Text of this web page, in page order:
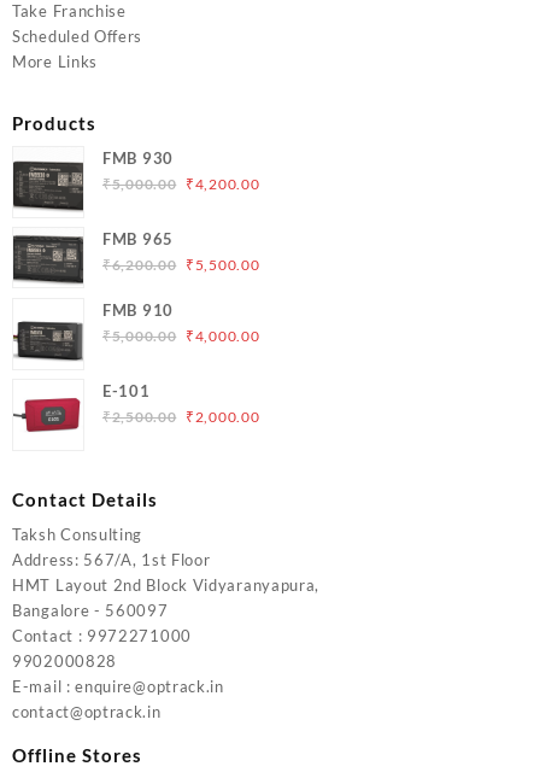
Take Franchise
Scheduled Offers
More Links
Products
FMB 930
₹5,000.00 Original
₹5,000.00.
₹4,200.00Current
FMB 965
₹6,200.00 Original
₹6,200.00.
₹ 5,500.00Current
₹5,500.00.
FMB 910
₹5,000.00 Original
₹5,000.00.
₹4,000.00Current
E-101
₹2,500.00 Original
₹2,000.00Current
Contact Details
Taksh Consulting
Address: 567/A, 1st Floor
HMT Layout 2nd Block Vidyaranyapura,
Bangalore - 560097
Contact : 9972271000
9902000828
E-mail : enquire@optrack.in
contact@optrack.in
Offline Stores